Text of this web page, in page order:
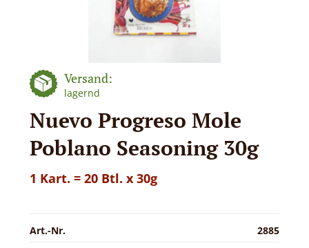
Versand:
lagernd
Nuevo Progreso Mole
Poblano Seasoning 30g
1 Kart. = 20 Btl. x 30g
Art.-Nr. 2885